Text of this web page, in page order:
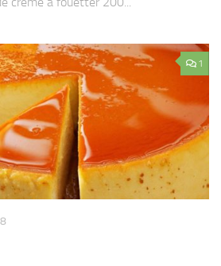
1